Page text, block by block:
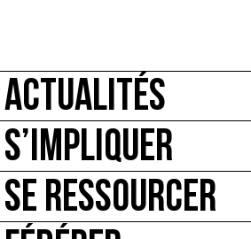
ACTUALITÉS
S’IMPLIQUER
SE RESSOURCER